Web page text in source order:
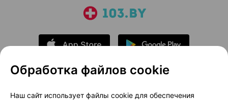
О проекте
Новости проекта
Обработка файлов cookie
Наш сайт использует файлы cookie для обеспечения